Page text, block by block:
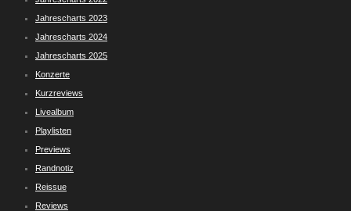
Jahrescharts 2023
Jahrescharts 2024
Jahrescharts 2025
Konzerte
Kurzreviews
Livealbum
Playlisten
Previews
Randnotiz
Reissue
Reviews